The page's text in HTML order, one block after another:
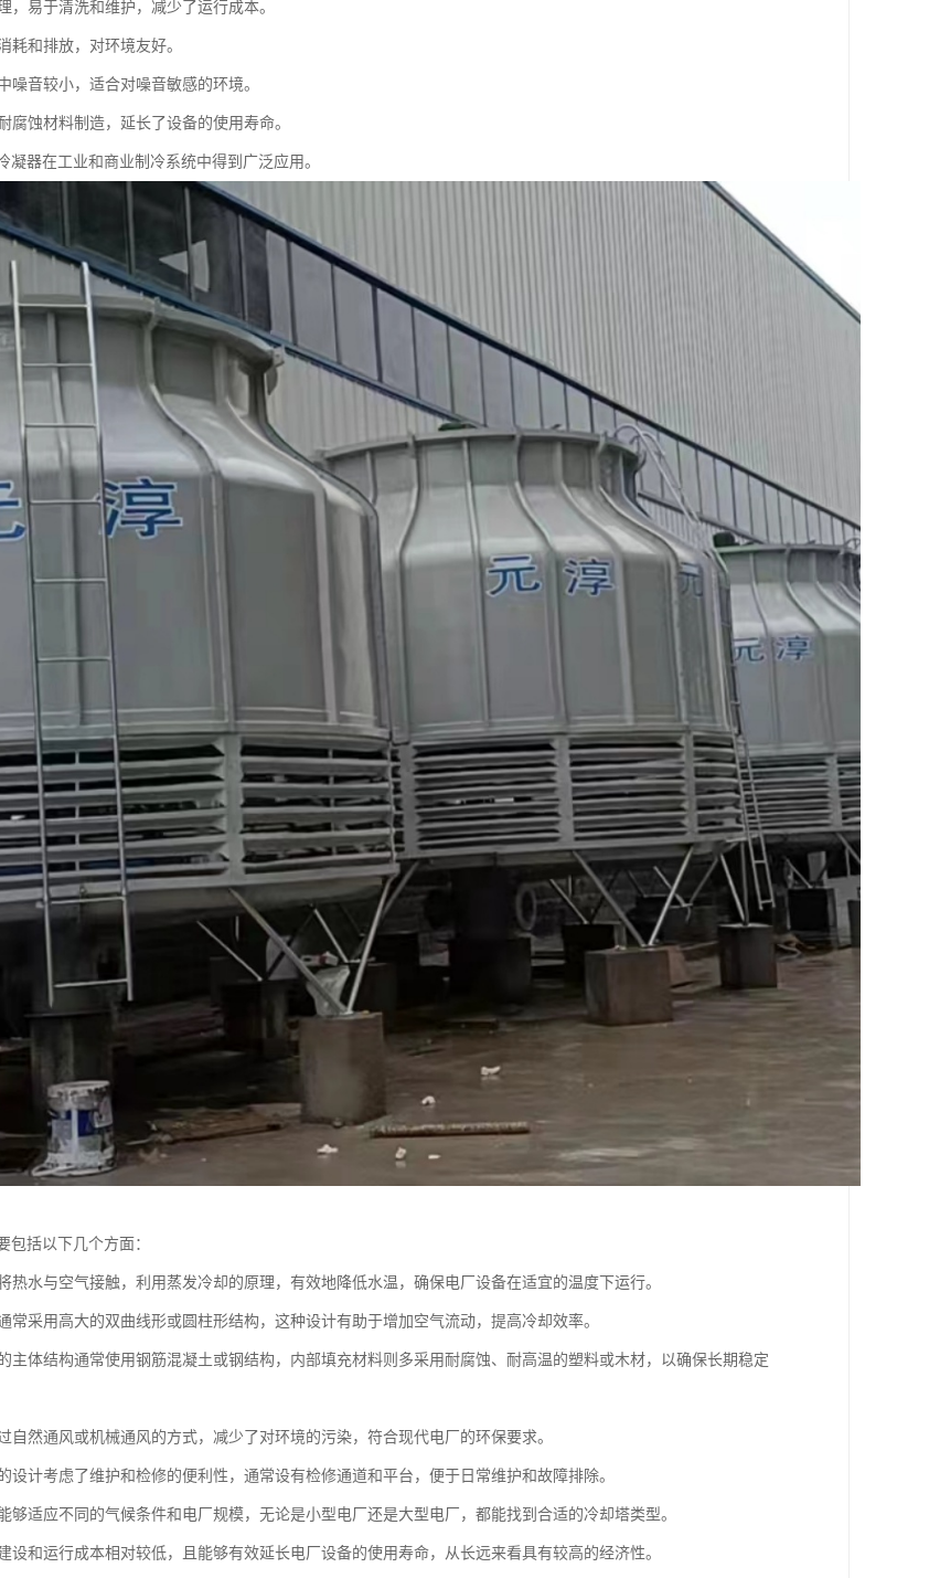
，易于清洗和维护，减少了运行成本。
耗和排放，对环境友好。
噪音较小，适合对噪音敏感的环境。
腐蚀材料制造，延长了设备的使用寿命。
凝器在工业和商业制冷系统中得到广泛应用。
包括以下几个方面：
热水与空气接触，利用蒸发冷却的原理，有效地降低水温，确保电厂设备在适宜的温度下运行。
常采用高大的双曲线形或圆柱形结构，这种设计有助于增加空气流动，提高冷却效率。
主体结构通常使用钢筋混凝土或钢结构，内部填充材料则多采用耐腐蚀、耐高温的塑料或木材，以确保长期稳定
自然通风或机械通风的方式，减少了对环境的污染，符合现代电厂的环保要求。
设计考虑了维护和检修的便利性，通常设有检修通道和平台，便于日常维护和故障排除。
够适应不同的气候条件和电厂规模，无论是小型电厂还是大型电厂，都能找到合适的冷却塔类型。
设和运行成本相对较低，且能够有效延长电厂设备的使用寿命，从长远来看具有较高的经济性。